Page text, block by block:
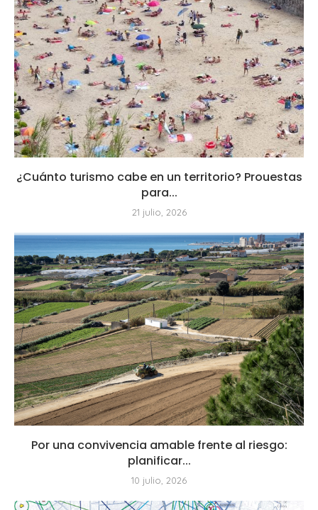
¿Cuánto turismo cabe en un territorio? Prouestas
para...
21 julio, 2026
Por una convivencia amable frente al riesgo:
planificar...
10 julio, 2026